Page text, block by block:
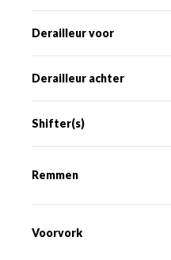
Derailleur voor
Derailleur achter
Shifter(s)
Remmen
Voorvork